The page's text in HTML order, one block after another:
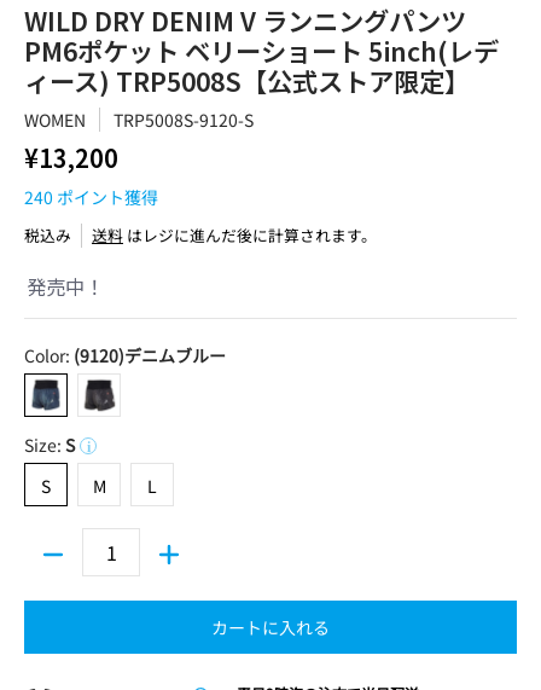
WILD DRY DENIM V ランニングパンツ
PM6ポケット ベリーショート 5inch(レデ
ィース) TRP5008S【公式ストア限定】
WOMEN TRP5008S-9120-S
¥13,200
240 ポイント獲得
税込み 送料 はレジに進んだ後に計算されます。
発売中！
Color: (9120)デニムブルー
(9120)デニムブルー(9110)ストーンデニム
Size: S i
S
S
M L
カートに入れる